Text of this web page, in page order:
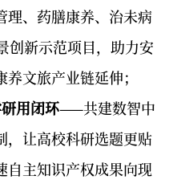
理、药膳康养、治未病
创新示范项目，助力安
文旅产业链延伸；
用闭环——共建数智中
，让高校科研选题更贴
自主知识产权成果向现